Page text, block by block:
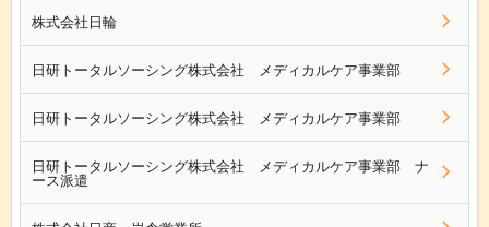
株式会社日輪
日研トータルソーシング株式会社 メディカルケア事業部
日研トータルソーシング株式会社 メディカルケア事業部
日研トータルソーシング株式会社 メディカルケア事業部 ナ
ース派遣